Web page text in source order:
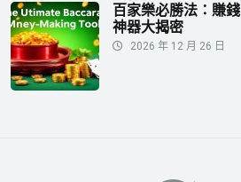
百家樂必勝法：賺錢
神器大揭密
2026 年 12 月 26 日